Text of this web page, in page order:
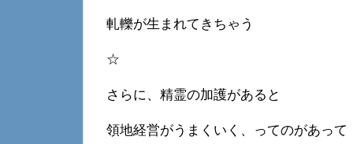
軋轢が生まれてきちゃう
☆
さらに、精霊の加護があると
領地経営がうまくいく、ってのがあって